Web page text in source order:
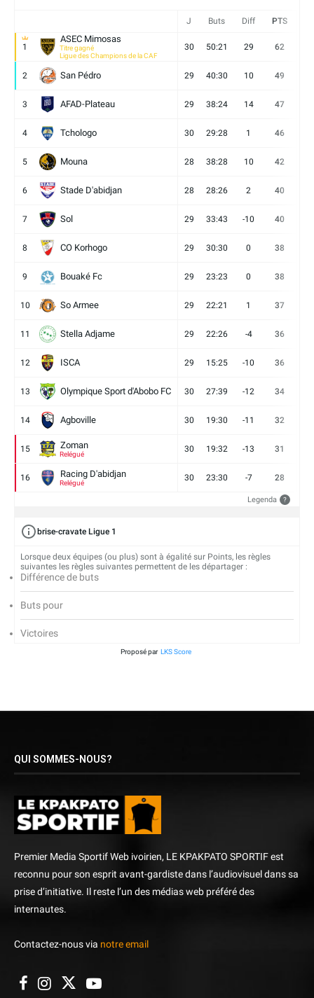
J Buts Diff PTS
1
ASEC Mimosas
Titre gagné
Ligue des Champions de la CAF
30 50:21 29 62
2 San Pédro 29 40:30 10 49
3 AFAD-Plateau 29 38:24 14 47
4 Tchologo 30 29:28 1 46
5 Mouna 28 38:28 10 42
6 Stade D'abidjan 28 28:26 2 40
7 Sol 29 33:43 -10 40
8 CO Korhogo 29 30:30 0 38
9 Bouaké Fc 29 23:23 0 38
10 So Armee 29 22:21 1 37
11 Stella Adjame 29 22:26 -4 36
12 ISCA 29 15:25 -10 36
13 Olympique Sport d'Abobo FC 30 27:39 -12 34
14 Agboville 30 19:30 -11 32
15 Zoman
Relégué
30 19:32 -13 31
16 Racing D'abidjan
Relégué
30 23:30 -7 28
Legenda ?
brise-cravate Ligue 1
Lorsque deux équipes (ou plus) sont à égalité sur Points, les règles
suivantes les règles suivantes permettent de les départager :
Différence de buts
Buts pour
Victoires
Proposé par LKS Score
QUI SOMMES-NOUS?
Premier Media Sportif Web ivoirien, LE KPAKPATO SPORTIF est
reconnu pour son esprit avant-gardiste dans l’audiovisuel dans sa
prise d’initiative. Il reste l’un des médias web préféré des
internautes.
Contactez-nous via notre email